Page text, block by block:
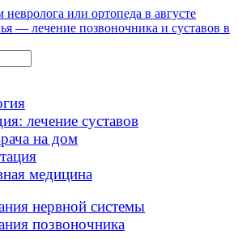
или ортопеда в августе
лечение суставов
на дом
медицина
нервной системы
позвоночника